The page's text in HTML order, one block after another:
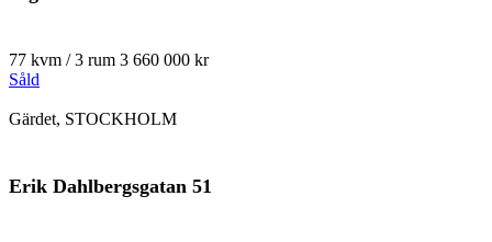
77 kvm / 3 rum 3 660 000 kr
Såld
Gärdet, STOCKHOLM
Erik Dahlbergsgatan 51